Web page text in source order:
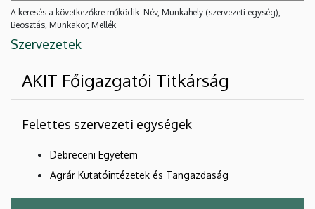
A keresés a következőkre működik: Név, Munkahely (szervezeti egység),
Beosztás, Munkakör, Mellék
Szervezetek
AKIT Főigazgatói Titkárság
Felettes szervezeti egységek
Debreceni Egyetem
Agrár Kutatóintézetek és Tangazdaság